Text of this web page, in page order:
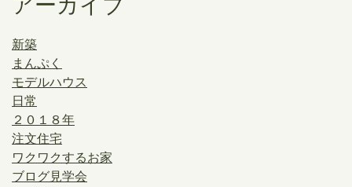
アーカイブ
新築
まんぷく
モデルハウス
日常
２０１８年
注文住宅
ワクワクするお家
ブログ見学会